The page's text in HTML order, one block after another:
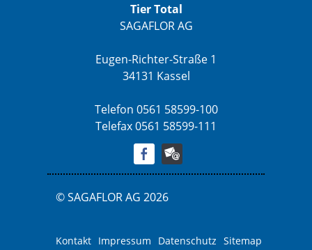
Tier Total
SAGAFLOR AG
Eugen-Richter-Straße 1
34131 Kassel
Telefon 0561 58599-100
Telefax 0561 58599-111
© SAGAFLOR AG 2026
Kontakt Impressum Datenschutz Sitemap